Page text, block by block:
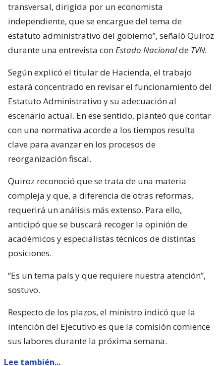
transversal, dirigida por un economista
independiente, que se encargue del tema de
estatuto administrativo del gobierno”, señaló Quiroz
durante una entrevista con Estado Nacionalde TVN.
Según explicó el titular de Hacienda, el trabajo
estará concentrado en revisar el funcionamiento del
Estatuto Administrativo y su adecuación al
escenario actual. En ese sentido, planteó que contar
con una normativa acorde a los tiempos resulta
clave para avanzar en los procesos de
reorganización fiscal.
Quiroz reconoció que se trata de una materia
compleja y que, a diferencia de otras reformas,
requerirá un análisis más extenso. Para ello,
anticipó que se buscará recoger la opinión de
académicos y especialistas técnicos de distintas
posiciones.
“Es un tema país y que requiere nuestra atención”,
sostuvo.
Respecto de los plazos, el ministro indicó que la
intención del Ejecutivo es que la comisión comience
sus labores durante la próxima semana.
Lee también...